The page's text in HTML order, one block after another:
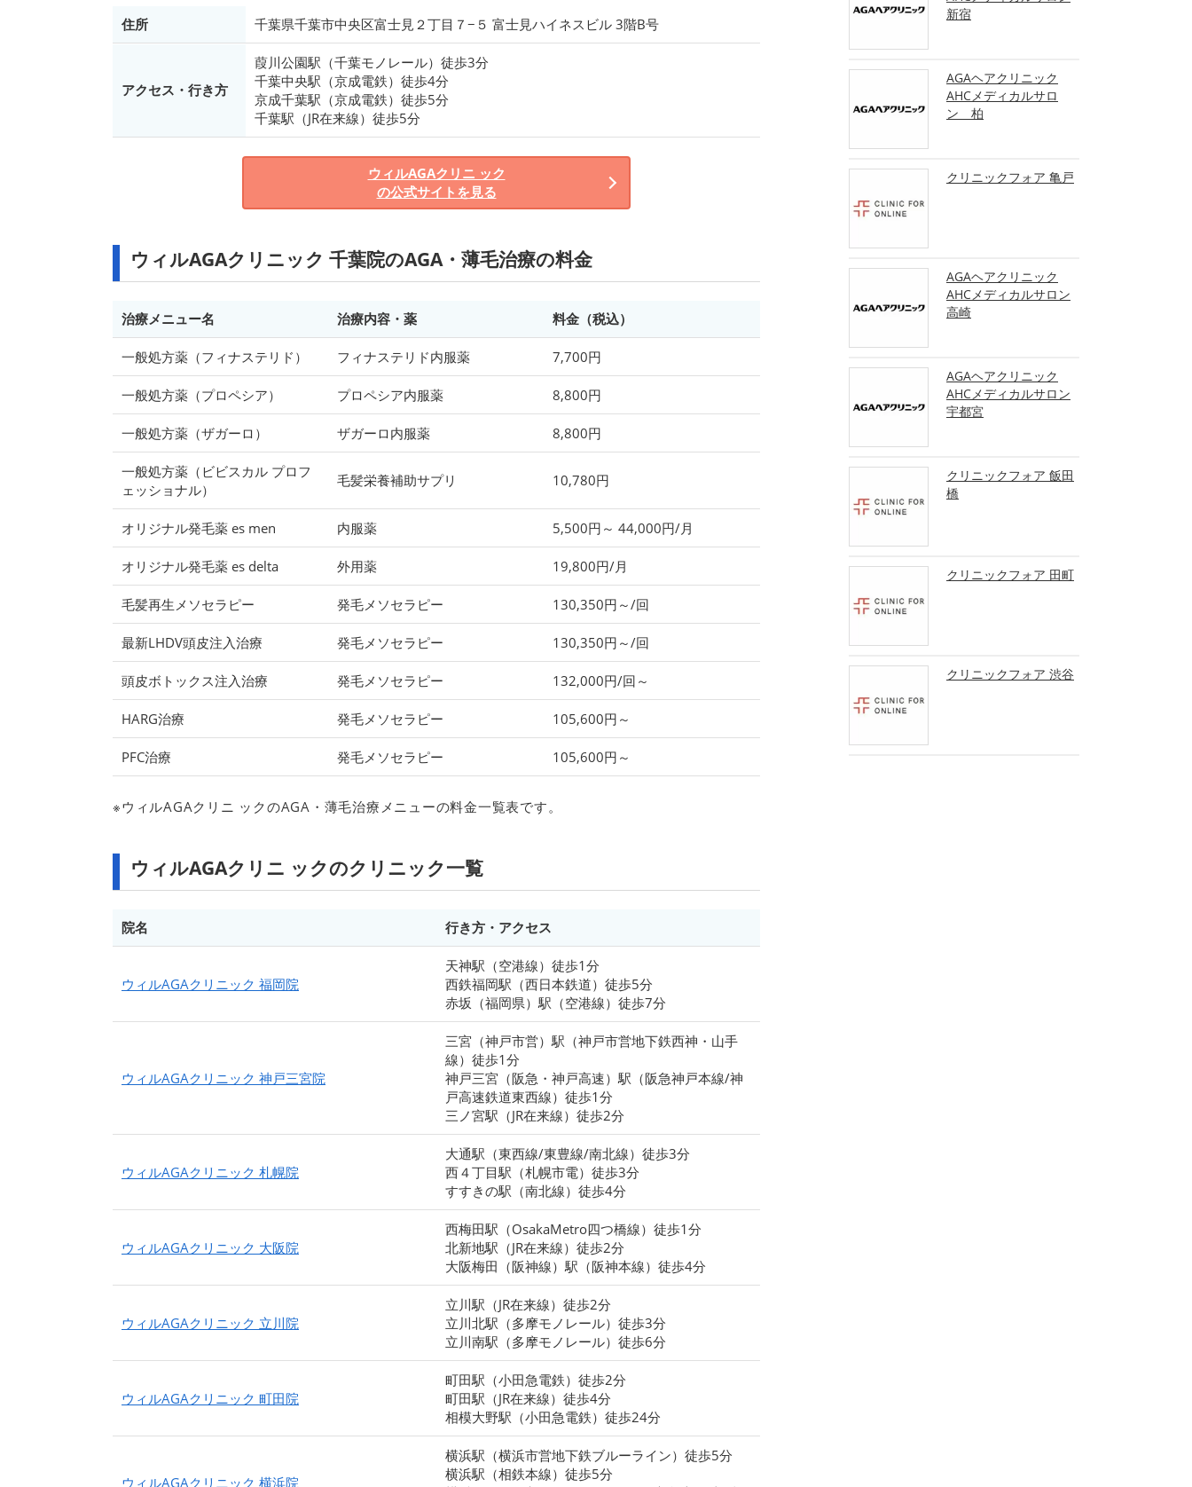
住所 千葉県千葉市中央区富士見２丁目７−５ 富士見ハイネスビル 3階B号
アクセス・行き方
葭川公園駅（千葉モノレール）徒歩3分
千葉中央駅（京成電鉄）徒歩4分
京成千葉駅（京成電鉄）徒歩5分
千葉駅（JR在来線）徒歩5分
ウィルAGAクリニ ック
の公式サイトを見る
ウィルAGAクリニック 千葉院のAGA・薄毛治療の料金
治療メニュー名 治療内容・薬 料金（税込）
一般処方薬（フィナステリド） フィナステリド内服薬 7,700円
一般処方薬（プロペシア） プロペシア内服薬 8,800円
一般処方薬（ザガーロ） ザガーロ内服薬 8,800円
一般処方薬（ビビスカル プロフ
ェッショナル）
毛髪栄養補助サプリ 10,780円
オリジナル発毛薬 es men 内服薬 5,500円～ 44,000円/月
オリジナル発毛薬 es delta 外用薬 19,800円/月
毛髪再生メソセラピー 発毛メソセラピー 130,350円～/回
最新LHDV頭皮注入治療 発毛メソセラピー 130,350円～/回
頭皮ボトックス注入治療 発毛メソセラピー 132,000円/回～
HARG治療 発毛メソセラピー 105,600円～
PFC治療 発毛メソセラピー 105,600円～
※ウィルAGAクリニ ックのAGA・薄毛治療メニューの料金一覧表です。
ウィルAGAクリニ ックのクリニック一覧
院名 行き方・アクセス
ウィルAGAクリニック 福岡院
天神駅（空港線）徒歩1分
西鉄福岡駅（西日本鉄道）徒歩5分
赤坂（福岡県）駅（空港線）徒歩7分
ウィルAGAクリニック 神戸三宮院
三宮（神戸市営）駅（神戸市営地下鉄西神・山手
線）徒歩1分
神戸三宮（阪急・神戸高速）駅（阪急神戸本線/神
戸高速鉄道東西線）徒歩1分
三ノ宮駅（JR在来線）徒歩2分
ウィルAGAクリニック 札幌院
大通駅（東西線/東豊線/南北線）徒歩3分
西４丁目駅（札幌市電）徒歩3分
すすきの駅（南北線）徒歩4分
ウィルAGAクリニック 大阪院
西梅田駅（OsakaMetro四つ橋線）徒歩1分
北新地駅（JR在来線）徒歩2分
大阪梅田（阪神線）駅（阪神本線）徒歩4分
ウィルAGAクリニック 立川院
立川駅（JR在来線）徒歩2分
立川北駅（多摩モノレール）徒歩3分
立川南駅（多摩モノレール）徒歩6分
ウィルAGAクリニック 町田院
町田駅（小田急電鉄）徒歩2分
町田駅（JR在来線）徒歩4分
相模大野駅（小田急電鉄）徒歩24分
ウィルAGAクリニック 横浜院
横浜駅（横浜市営地下鉄ブルーライン）徒歩5分
横浜駅（相鉄本線）徒歩5分
新宿
AGAヘアクリニック
AHCメディカルサロ
ン 柏
クリニックフォア 亀戸
AGAヘアクリニック
AHCメディカルサロン
高崎
AGAヘアクリニック
AHCメディカルサロン
宇都宮
クリニックフォア 飯田
橋
クリニックフォア 田町
クリニックフォア 渋谷